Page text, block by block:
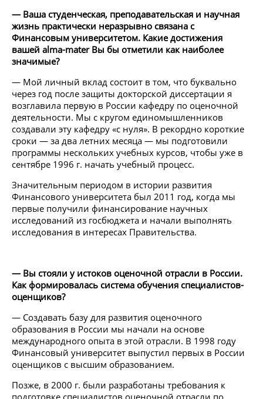
— Ваша студенческая, преподавательская и научная
жизнь практически неразрывно связана с
Финансовым университетом. Какие достижения
вашей alma-mater Вы бы отметили как наиболее
значимые?
— Мой личный вклад состоит в том, что буквально
через год после защиты докторской диссертации я
возглавила первую в России кафедру по оценочной
деятельности. Мы с кругом единомышленников
создавали эту кафедру «с нуля». В рекордно короткие
сроки — за два летних месяца — мы подготовили
программы нескольких учебных курсов, чтобы уже в
сентябре 1996 г. начать учебный процесс.
Значительным периодом в истории развития
Финансового университета был 2011 год, когда мы
первые получили финансирование научных
исследований из госбюджета и начали выполнять
исследования в интересах Правительства.
— Вы стояли у истоков оценочной отрасли в России.
Как формировалась система обучения специалистов-
оценщиков?
— Создавать базу для развития оценочного
образования в России мы начали на основе
международного опыта в этой отрасли. В 1998 году
Финансовый университет выпустил первых в России
оценщиков с высшим образованием.
Позже, в 2000 г. были разработаны требования к